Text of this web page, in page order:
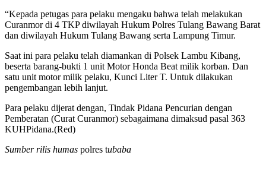
“Kepada petugas para pelaku mengaku bahwa telah melakukan
Curanmor di 4 TKP diwilayah Hukum Polres Tulang Bawang Barat
dan diwilayah Hukum Tulang Bawang serta Lampung Timur.
Saat ini para pelaku telah diamankan di Polsek Lambu Kibang,
beserta barang-bukti 1 unit Motor Honda Beat milik korban. Dan
satu unit motor milik pelaku, Kunci Liter T. Untuk dilakukan
pengembangan lebih lanjut.
Para pelaku dijerat dengan, Tindak Pidana Pencurian dengan
Pemberatan (Curat Curanmor) sebagaimana dimaksud pasal 363
KUHPidana.(Red)
Sumber rilis humas polres tubaba